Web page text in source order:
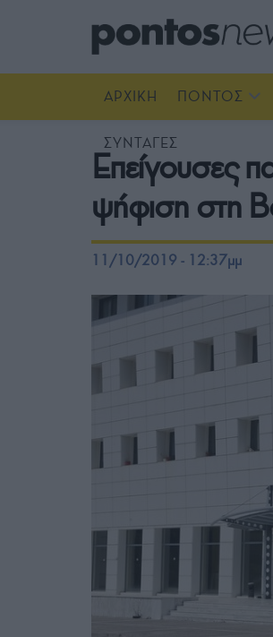
ΑΡΧΙΚΗ ΠΟΝΤΟΣ
ΣΥΝΤΑΓΕΣ
Επείγουσες
ψήφιση στη
11/10/2019 - 12:37μμ